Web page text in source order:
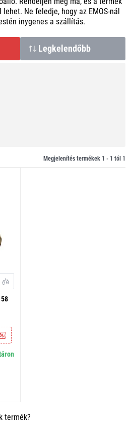
Ne feledje, hogy az EMOS-nál
inygenes a szállítás.
Legkelendőbb
Megjelenítés termékek 1 - 1 tól 1
termék?